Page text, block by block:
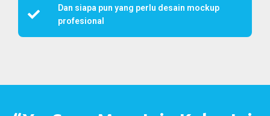
Dan siapa pun yang perlu desain mockup
profesional